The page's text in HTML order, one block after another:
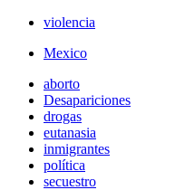
violencia
Mexico
aborto
Desapariciones
drogas
eutanasia
inmigrantes
política
secuestro